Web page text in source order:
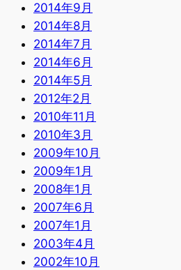
2014年9月
2014年8月
2014年7月
2014年6月
2014年5月
2012年2月
2010年11月
2010年3月
2009年10月
2009年1月
2008年1月
2007年6月
2007年1月
2003年4月
2002年10月